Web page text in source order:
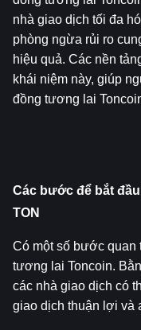
nhà giao dịch tối đa
phòng ngừa rủi ro
hiệu quả. Các nền
khái niệm này, giúp
đồng tương lai
Các bước để bắt
TON
Có một số bước quan
tương lai Toncoin.
các nhà giao dịch có
giao dịch thuận lợi và